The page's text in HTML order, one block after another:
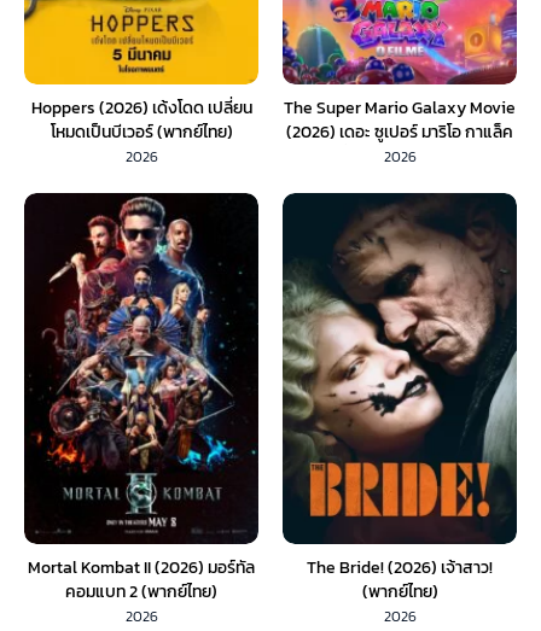
Hoppers (2026) เด้งโดด เปลี่ยน
โหมดเป็นบีเวอร์ (พากย์ไทย)
2026
The Super Mario Galaxy Movie
(2026) เดอะ ซูเปอร์ มาริโอ กาแล็ค
ซี่ มูฟวี่ (พากย์ไทย)
2026
Mortal Kombat II (2026) มอร์ทัล
คอมแบท 2 (พากย์ไทย)
2026
The Bride! (2026) เจ้าสาว!
(พากย์ไทย)
2026